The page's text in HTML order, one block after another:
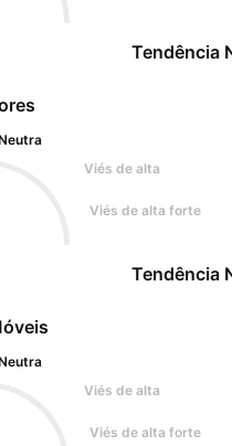
Viés de alta
Viés de alta forte
Tendência
Tendência
Viés de alta
Viés de alta forte